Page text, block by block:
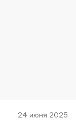
24 июня 2025